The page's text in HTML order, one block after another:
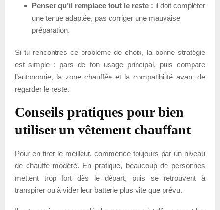
Penser qu’il remplace tout le reste : il doit compléter
une tenue adaptée, pas corriger une mauvaise
préparation.
Si tu rencontres ce problème de choix, la bonne stratégie
est simple : pars de ton usage principal, puis compare
l’autonomie, la zone chauffée et la compatibilité avant de
regarder le reste.
Conseils pratiques pour bien
utiliser un vêtement chauffant
Pour en tirer le meilleur, commence toujours par un niveau
de chauffe modéré. En pratique, beaucoup de personnes
mettent trop fort dès le départ, puis se retrouvent à
transpirer ou à vider leur batterie plus vite que prévu.